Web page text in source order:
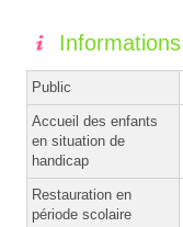
Informations
Public
Accueil des enfants
en situation de
handicap
Restauration en
période scolaire